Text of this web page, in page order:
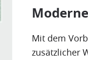
Mit dem
zusätzlicher